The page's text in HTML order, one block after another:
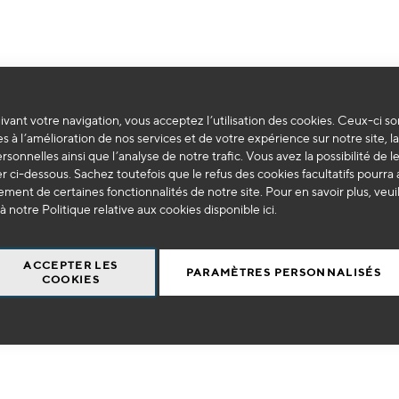
votre navigation, vous acceptez l’utilisation des cookies. Ceux-ci
à l’amélioration de nos services et de votre expérience sur notre site,
ainsi que l’analyse de notre trafic. Vous avez la possibilité de
ci-dessous. Sachez toutefois que le refus des cookies facultatifs pourra
de certaines fonctionnalités de notre site. Pour en savoir plus,
notre Politique relative aux cookies disponible ici
ACCEPTER LES
COOKIES
PARAMÈTRES PERSONNALISÉS
Impossible de trouver des produits correspondants à votre sélection.